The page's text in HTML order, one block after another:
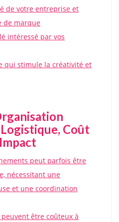
de votre entreprise et
de marque
intéressé par vos
qui stimule la créativité et
Coût
peut parfois être
nécessitant une
et une coordination
être coûteux à